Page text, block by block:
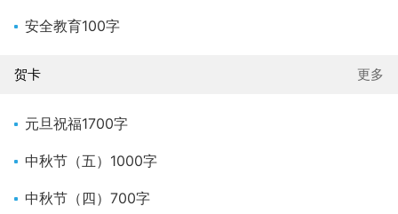
安全教育100字
贺卡 更多
元旦祝福1700字
中秋节（五）1000字
中秋节（四）700字